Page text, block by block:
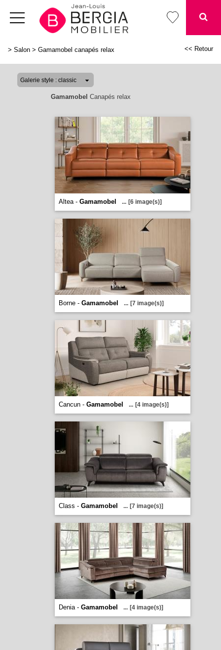
> Salon > Gamamobel canapés relax << Retour
Gamamobel Canapés relax
Altea - Gamamobel ... [6 image(s)]
Borne - Gamamobel ... [7 image(s)]
Cancun - Gamamobel ... [4 image(s)]
Class - Gamamobel ... [7 image(s)]
Denia - Gamamobel ... [4 image(s)]